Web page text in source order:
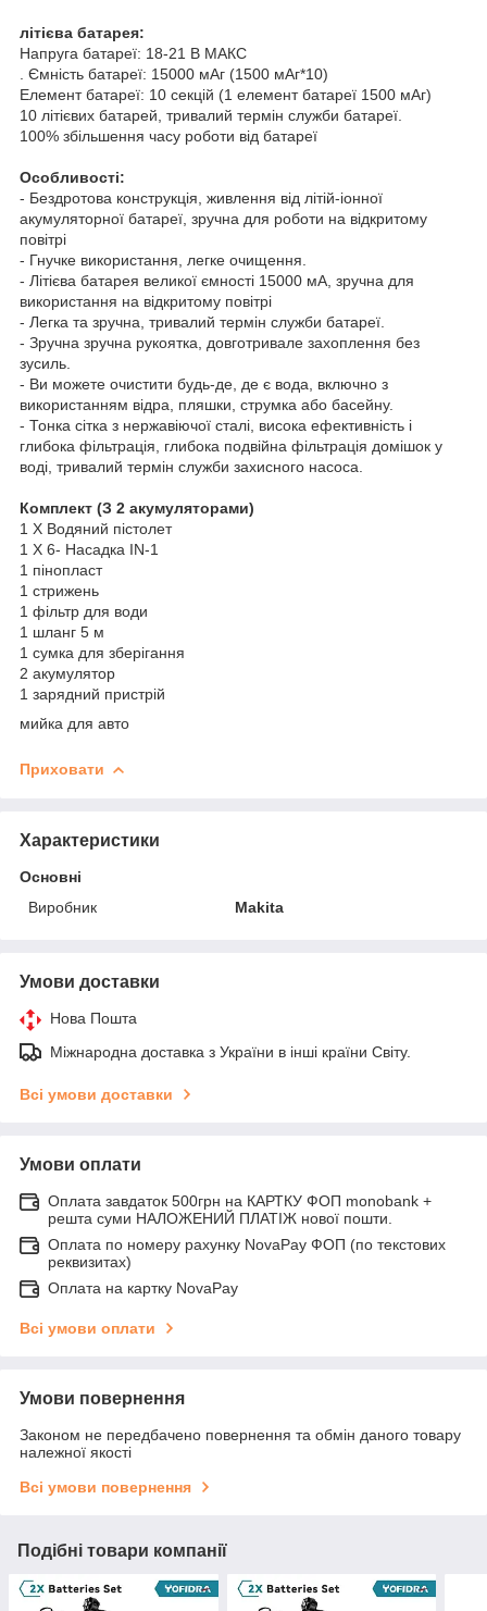
літієва батарея:
Напруга батареї: 18-21 В МАКС
. Ємність батареї: 15000 мАг (1500 мАг*10)
Елемент батареї: 10 секцій (1 елемент батареї 1500 мАг)
10 літієвих батарей, тривалий термін служби батареї.
100% збільшення часу роботи від батареї
Особливості:
- Бездротова конструкція, живлення від літій-іонної
акумуляторної батареї, зручна для роботи на відкритому
повітрі
- Гнучке використання, легке очищення.
- Літієва батарея великої ємності 15000 мА, зручна для
використання на відкритому повітрі
- Легка та зручна, тривалий термін служби батареї.
- Зручна зручна рукоятка, довготривале захоплення без
зусиль.
- Ви можете очистити будь-де, де є вода, включно з
використанням відра, пляшки, струмка або басейну.
- Тонка сітка з нержавіючої сталі, висока ефективність і
глибока фільтрація, глибока подвійна фільтрація домішок у
воді, тривалий термін служби захисного насоса.
Комплект (З 2 акумуляторами)
1 X Водяний пістолет
1 X 6- Насадка IN-1
1 пінопласт
1 стрижень
1 фільтр для води
1 шланг 5 м
1 сумка для зберігання
2 акумулятор
1 зарядний пристрій
мийка для авто
Приховати
Характеристики
Основні
Виробник
Makita
Умови доставки
Нова Пошта
Міжнародна доставка з України в інші країни Світу.
Всі умови доставки
Умови оплати
Оплата завдаток 500грн на КАРТКУ ФОП monobank +
решта суми НАЛОЖЕНИЙ ПЛАТІЖ нової пошти.
Оплата по номеру рахунку NovaPay ФОП (по текстових
реквизитах)
Оплата на картку NovaPay
Всі умови оплати
Умови повернення
Законом не передбачено повернення та обмін даного товару
належної якості
Всі умови повернення
Подібні товари компанії